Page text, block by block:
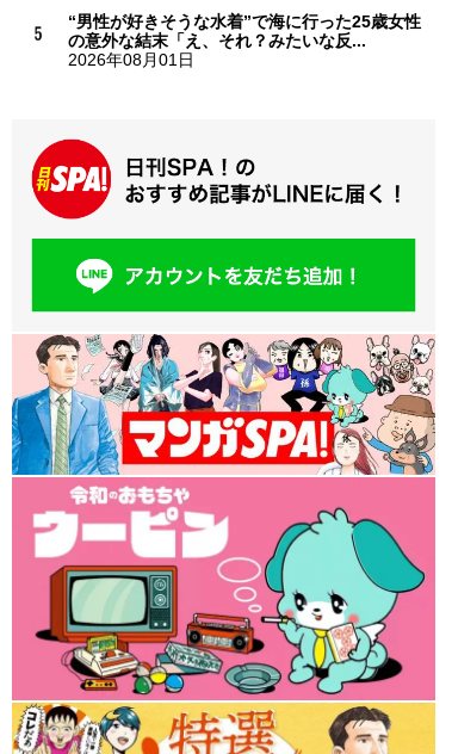
“男性が好きそうな水着”で海に行った25歳女性
の意外な結末「え、それ？みたいな反...
2026年08月01日